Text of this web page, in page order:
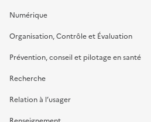
Numérique
Organisation, Contrôle et Évaluation
Prévention, conseil et pilotage en santé
Recherche
Relation à l’usager